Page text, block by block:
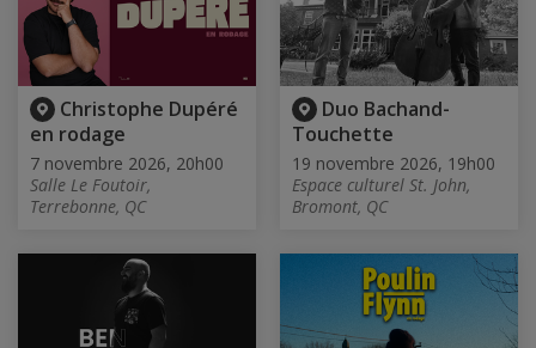
Christophe Dupéré
en rodage
7 novembre 2026, 20h00
Salle Le Foutoir,
Terrebonne, QC
Duo Bachand-
Touchette
19 novembre 2026, 19h00
Espace culturel St. John,
Bromont, QC